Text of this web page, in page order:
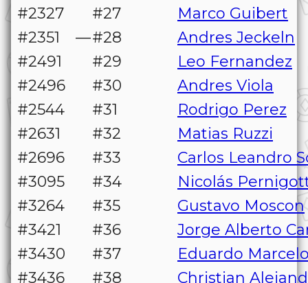
#2327
#27
Marco Guibert
#2351
—#28
Andres Jeckeln
#2491
#29
Leo Fernandez
#2496
#30
Andres Viola
#2544
#31
Rodrigo Perez
#2631
#32
Matias Ruzzi
#2696
#33
Carlos Leandro
#3095
#34
Nicolás
#3264
#35
Gustavo Moscon
#3421
#36
Jorge Alberto
#3430
#37
Eduardo
#3436
#38 Christian